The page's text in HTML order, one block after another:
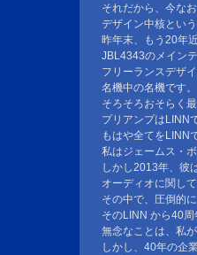
それだから、今な
デザイン中核とい
昨年末、もう20年
JBL4343のメイン
フリーランスデザ
名機中の名機です
そろそろおそらく
プリアンプはLINN
もはや全てをLINN
私はジェームス・
しかし2013年、彼
オーディオに関し
その中で、圧倒的
そのLINN から40周
無念なことは、私
しかし、40年の企